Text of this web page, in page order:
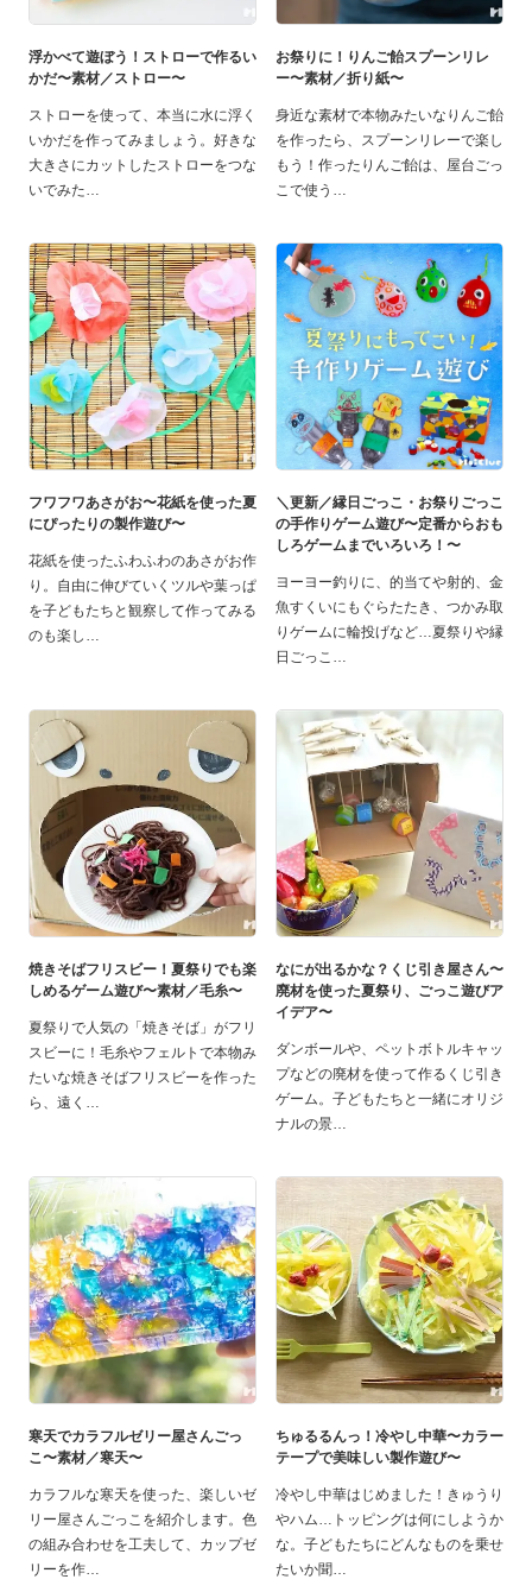
浮かべて遊ぼう！ストローで作るい
かだ〜素材／ストロー〜
ストローを使って、本当に水に浮く
いかだを作ってみましょう。好きな
大きさにカットしたストローをつな
いでみた
お祭りに！りんご飴スプーンリレ
ー〜素材／折り紙〜
身近な素材で本物みたいなりんご飴
を作ったら、スプーンリレーで楽し
もう！作ったりんご飴は、屋台ごっ
こで使う
フワフワあさがお〜花紙を使った夏
にぴったりの製作遊び〜
花紙を使ったふわふわのあさがお作
り。自由に伸びていくツルや葉っぱ
を子どもたちと観察して作ってみる
のも楽し
＼更新／縁日ごっこ・お祭りごっこ
の手作りゲーム遊び〜定番からおも
しろゲームまでいろいろ！〜
ヨーヨー釣りに、的当てや射的、金
魚すくいにもぐらたたき、つかみ取
りゲームに輪投げなど…夏祭りや縁
日ごっこ
焼きそばフリスビー！夏祭りでも楽
しめるゲーム遊び〜素材／毛糸〜
夏祭りで人気の「焼きそば」がフリ
スビーに！毛糸やフェルトで本物み
たいな焼きそばフリスビーを作った
ら、遠く
なにが出るかな？くじ引き屋さん〜
廃材を使った夏祭り、ごっこ遊びア
イデア〜
ダンボールや、ペットボトルキャッ
プなどの廃材を使って作るくじ引き
ゲーム。子どもたちと一緒にオリジ
ナルの景
寒天でカラフルゼリー屋さんごっ
こ〜素材／寒天〜
カラフルな寒天を使った、楽しいゼ
リー屋さんごっこを紹介します。色
の組み合わせを工夫して、カップゼ
リーを作
ちゅるるんっ！冷やし中華〜カラー
テープで美味しい製作遊び〜
冷やし中華はじめました！きゅうり
やハム…トッピングは何にしようか
な。子どもたちにどんなものを乗せ
たいか聞